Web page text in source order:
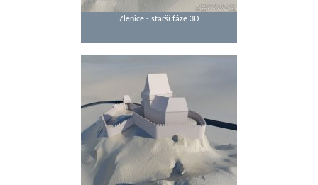
Zlenice - starší fáze 3D